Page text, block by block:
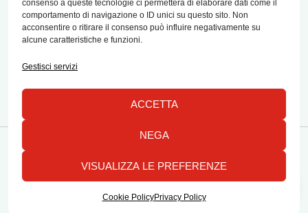
consenso a queste tecnologie ci permetterà di elaborare dati come il
comportamento di navigazione o ID unici su questo sito. Non
acconsentire o ritirare il consenso può influire negativamente su
alcune caratteristiche e funzioni.
Gestisci servizi
ACCETTA
NEGA
VISUALIZZA LE PREFERENZE
Cookie PolicyPrivacy Policy
Contatti
Termini e condizioni di vendita e reso